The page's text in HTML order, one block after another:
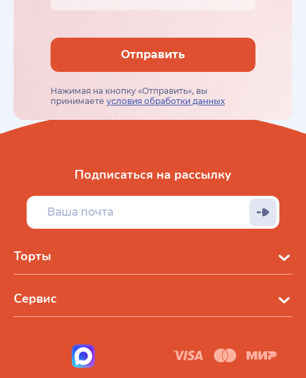
Отправить
Нажимая на кнопку «Отправить», вы
принимаете условия обработки данных
Торты
Сервис
Подписаться на рассылку